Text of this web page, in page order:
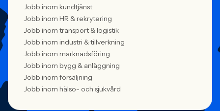
Jobb inom kundtjänst
Jobb inom HR & rekrytering
Jobb inom transport & logistik
Jobb inom industri & tillverkning
Jobb inom marknadsföring
Jobb inom bygg & anläggning
Jobb inom försäljning
Jobb inom hälso- och sjukvård